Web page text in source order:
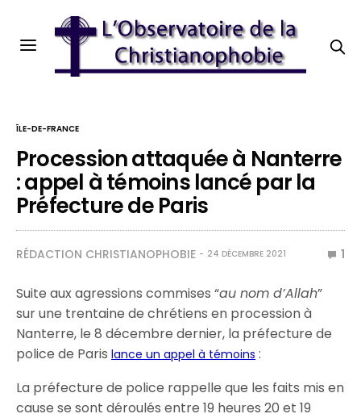
ÎLE-DE-FRANCE
Procession attaquée à Nanterre
: appel à témoins lancé par la
Préfecture de Paris
RÉDACTION CHRISTIANOPHOBIE 24 DÉCEMBRE 2021 1
Suite aux agressions commises “au nom d’Allah”
sur une trentaine de chrétiens en procession à
Nanterre, le 8 décembre dernier, la préfecture de
police de Parislance un appel à témoins :
La préfecture de police rappelle que les faits mis en
cause se sont déroulés entre 19 heures 20 et 19